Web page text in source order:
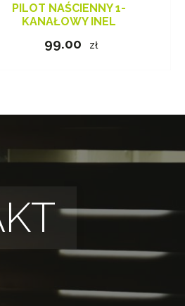
PILOT NAŚCIENNY 1-
KANAŁOWY INEL
99.00 zł